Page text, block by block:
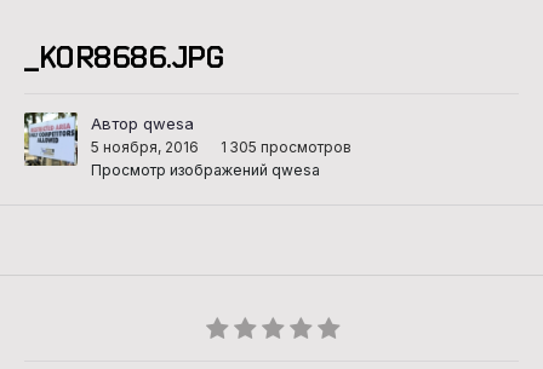
_KOR8686.JPG
Автор qwesa
5 ноября, 2016
1 305 просмотров
Просмотр изображений qwesa